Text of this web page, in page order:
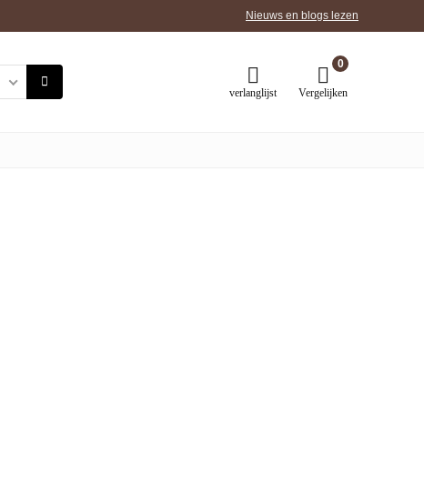
Nieuws en blogs lezen
verlanglijst
0
Vergelijken